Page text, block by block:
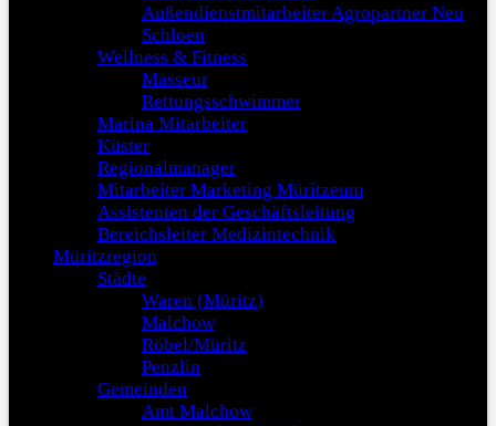
Außendienstmitarbeiter Agropartner Neu
Schloen
Wellness & Fitness
Masseur
Rettungsschwimmer
Marina Mitarbeiter
Küster
Regionalmanager
Mitarbeiter Marketing Müritzeum
Assistenten der Geschäftsleitung
Bereichsleiter Medizintechnik
Müritzregion
Städte
Waren (Müritz)
Malchow
Röbel/Müritz
Penzlin
Gemeinden
Amt Malchow